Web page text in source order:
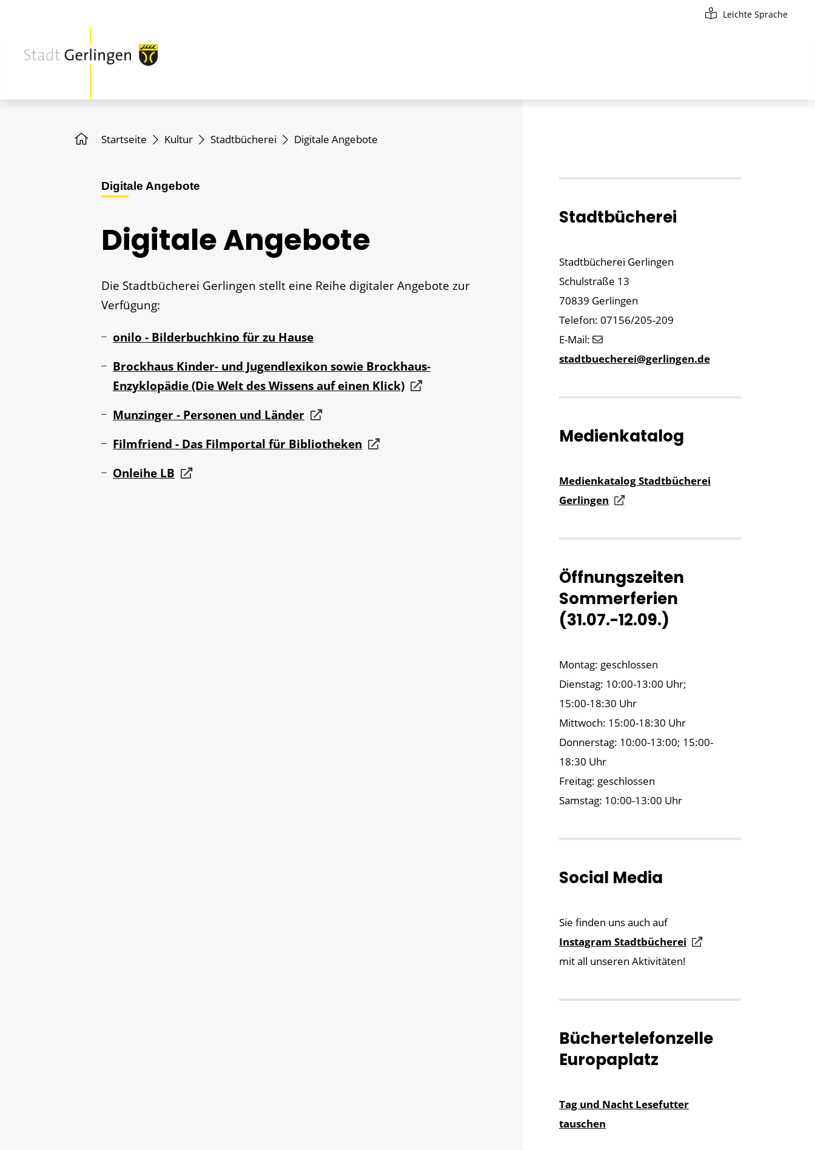
Leichte Sprache
Startseite Kultur Stadtbücherei Digitale Angebote
Digitale Angebote
Digitale Angebote
Die Stadtbücherei Gerlingen stellt eine Reihe digitaler Angebote zur
Verfügung:
onilo - Bilderbuchkino für zu Hause
Brockhaus Kinder- und Jugendlexikon sowie Brockhaus-
Enzyklopädie (Die Welt des Wissens auf einen Klick)
Munzinger - Personen und Länder
Filmfriend - Das Filmportal für Bibliotheken
Onleihe LB
Stadtbücherei
Stadtbücherei Gerlingen
Schulstraße 13
70839 Gerlingen
Telefon: 07156/205-209
E-Mail:
stadtbuecherei@gerlingen.de
Medienkatalog
Medienkatalog Stadtbücherei
Gerlingen
Öffnungszeiten
Sommerferien
(31.07.-12.09.)
Montag: geschlossen
Dienstag: 10:00-13:00 Uhr;
15:00-18:30 Uhr
Mittwoch: 15:00-18:30 Uhr
Donnerstag: 10:00-13:00; 15:00-
18:30 Uhr
Freitag: geschlossen
Samstag: 10:00-13:00 Uhr
Social Media
Sie finden uns auch auf
Instagram Stadtbücherei
mit all unseren Aktivitäten!
Büchertelefonzelle
Europaplatz
Tag und Nacht Lesefutter
tauschen